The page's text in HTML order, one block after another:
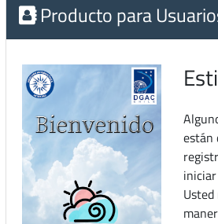
Producto para
están